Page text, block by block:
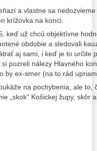
a vlastne sa
krížovka na konci.
keď už chcú objektívne
obdobie a sledovali
aj sami, i keď je to určite
pozreli nálezy Hlavného
by ex-smer (na to rád
na pochybenia, ale to,
„skok“ Košickej župy, skôr